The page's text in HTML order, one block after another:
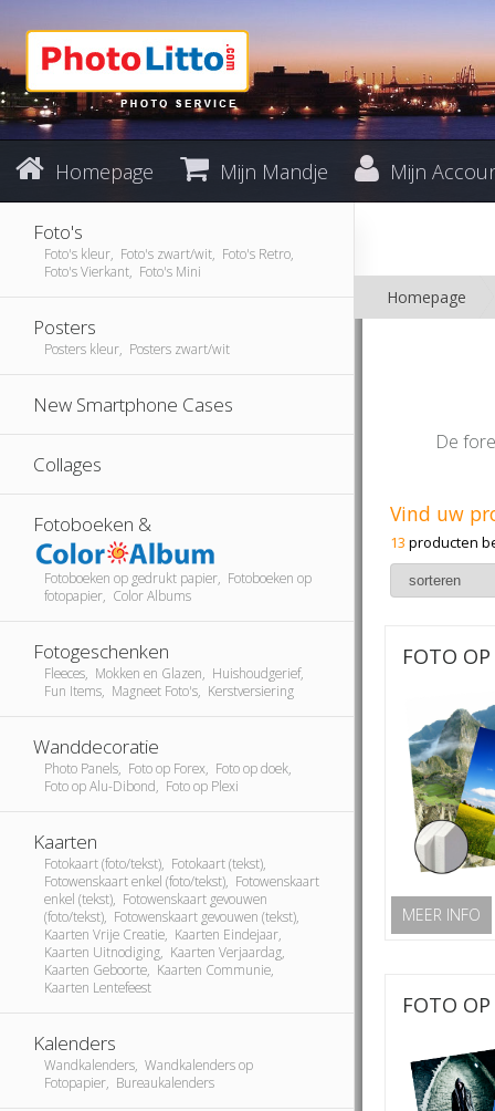
Homepage Mijn Mandje Mijn
Foto's
Foto's kleur, Foto's zwart/wit, Foto's Retro,
Foto's Vierkant, Foto's Mini
Posters
Posters kleur, Posters zwart/wit
New Smartphone Cases
Collages
Fotoboeken &
Fotoboeken op gedrukt papier, Fotoboeken op
fotopapier, Color Albums
Fotogeschenken
Fleeces, Mokken en Glazen, Huishoudgerief,
Fun Items, Magneet Foto's, Kerstversiering
Wanddecoratie
Photo Panels, Foto op Forex, Foto op doek,
Foto op Alu-Dibond, Foto op Plexi
Kaarten
Fotokaart (foto/tekst), Fotokaart (tekst),
Fotowenskaart enkel (foto/tekst), Fotowenskaart
enkel (tekst), Fotowenskaart gevouwen
(foto/tekst), Fotowenskaart gevouwen (tekst),
Kaarten Vrije Creatie, Kaarten Eindejaar,
Kaarten Uitnodiging, Kaarten Verjaardag,
Kaarten Geboorte, Kaarten Communie,
Kaarten Lentefeest
Kalenders
Wandkalenders, Wandkalenders op
Fotopapier, Bureaukalenders
Homepage
De
Vind uw
13 producten
FOTO
MEER INFO
FOTO